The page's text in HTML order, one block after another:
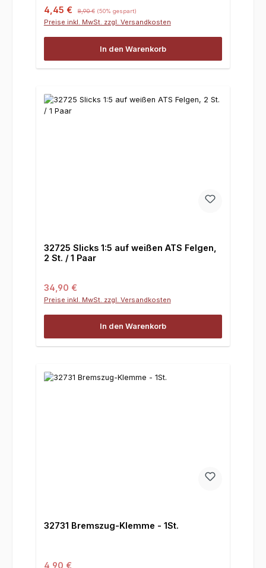
Verkaufspreis:
4,45 € 8,90 € (50% gespart)
Preise inkl. MwSt. zzgl. Versandkosten
In den Warenkorb
32725 Slicks 1:5 auf weißen ATS Felgen,
2 St. / 1 Paar
Regulärer Preis:
34,90 €
Preise inkl. MwSt. zzgl. Versandkosten
In den Warenkorb
32731 Bremszug-Klemme - 1St.
Regulärer Preis:
4,90 €